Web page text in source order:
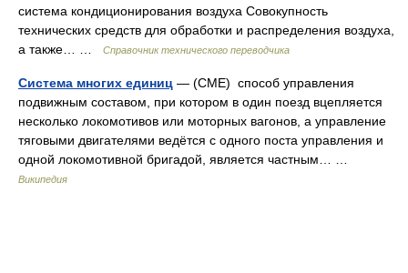
система кондиционирования воздуха Совокупность
технических средств для обработки и распределения воздуха,
а также… …
Справочник технического переводчика
Система многих единиц — (СМЕ) способ управления
подвижным составом, при котором в один поезд вцепляется
несколько локомотивов или моторных вагонов, а управление
тяговыми двигателями ведётся с одного поста управления и
одной локомотивной бригадой, является частным… …
Википедия